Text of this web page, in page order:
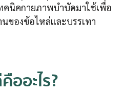
คนิคกายภาพบำบัดมาใช้เพื่อ
ของข้อไหล่และบรรเทา
ออะไร?